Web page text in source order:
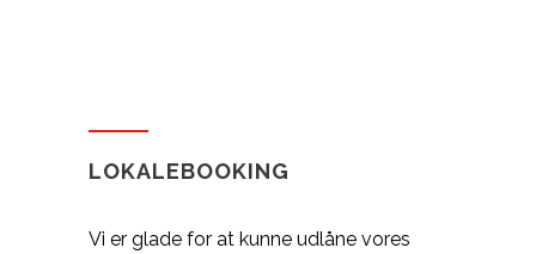
LOKALEBOOKING
Vi er glade for at kunne udlåne vores